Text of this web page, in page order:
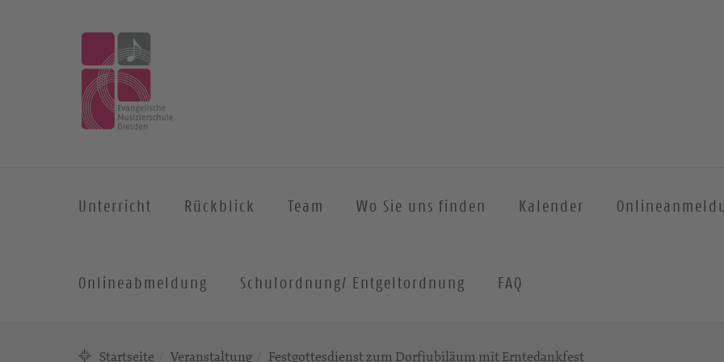
Unterricht Rückblick Team Wo Sie uns finden Kalender
Onlineabmeldung Schulordnung/ Entgeltordnung FAQ
Startseite Veranstaltung Festgottesdienst zum Dorfjubiläum mit Erntedankfest